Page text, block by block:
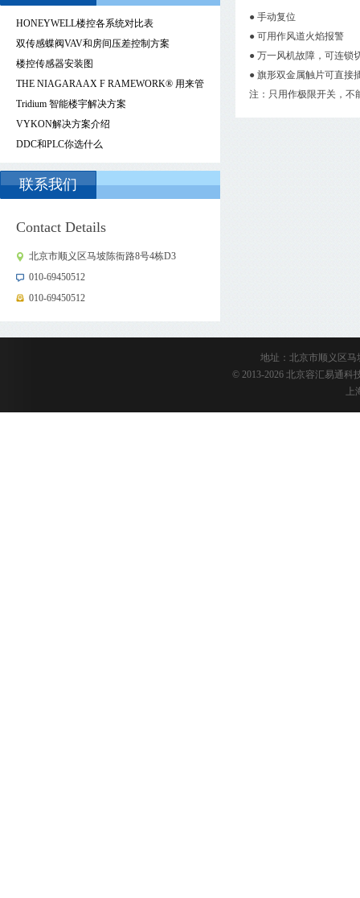
● 手动复位
● 可用作风道火焰报警
● 万一风机故障，可连锁
● 旗形双金属触片可直接
注：只用作极限开关，不
HONEYWELL楼控各系统对比表
双传感蝶阀VAV和房间压差控制方案
楼控传感器安装图
THE NIAGARAAX F RAMEWORK® 用来管
理、控制和降低能源成本的智能能源管理技
术
Tridium 智能楼宇解决方案
VYKON解决方案介绍
DDC和PLC你选什么
联系我们
Contact Details
北京市顺义区马坡陈衙路8号4栋D3
010-69450512
010-69450512
地址：北京市顺义区马
© 2013-2026 北京容汇易通